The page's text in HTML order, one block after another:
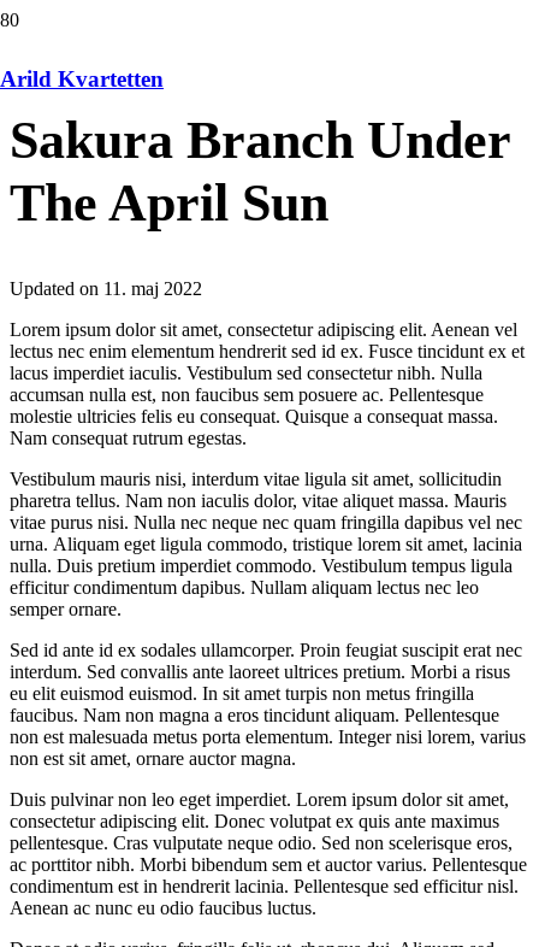
Arild Kvartetten
Sakura Branch Under
The April Sun
Updated on 11. maj 2022
Lorem ipsum dolor sit amet, consectetur adipiscing elit. Aenean vel
lectus nec enim elementum hendrerit sed id ex. Fusce tincidunt ex et
lacus imperdiet iaculis. Vestibulum sed consectetur nibh. Nulla
accumsan nulla est, non faucibus sem posuere ac. Pellentesque
molestie ultricies felis eu consequat. Quisque a consequat massa.
Nam consequat rutrum egestas.
Vestibulum mauris nisi, interdum vitae ligula sit amet, sollicitudin
pharetra tellus. Nam non iaculis dolor, vitae aliquet massa. Mauris
vitae purus nisi. Nulla nec neque nec quam fringilla dapibus vel nec
urna. Aliquam eget ligula commodo, tristique lorem sit amet, lacinia
nulla. Duis pretium imperdiet commodo. Vestibulum tempus ligula
efficitur condimentum dapibus. Nullam aliquam lectus nec leo
semper ornare.
Sed id ante id ex sodales ullamcorper. Proin feugiat suscipit erat nec
interdum. Sed convallis ante laoreet ultrices pretium. Morbi a risus
eu elit euismod euismod. In sit amet turpis non metus fringilla
faucibus. Nam non magna a eros tincidunt aliquam. Pellentesque
non est malesuada metus porta elementum. Integer nisi lorem, varius
non est sit amet, ornare auctor magna.
Duis pulvinar non leo eget imperdiet. Lorem ipsum dolor sit amet,
consectetur adipiscing elit. Donec volutpat ex quis ante maximus
pellentesque. Cras vulputate neque odio. Sed non scelerisque eros,
ac porttitor nibh. Morbi bibendum sem et auctor varius. Pellentesque
condimentum est in hendrerit lacinia. Pellentesque sed efficitur nisl.
Aenean ac nunc eu odio faucibus luctus.